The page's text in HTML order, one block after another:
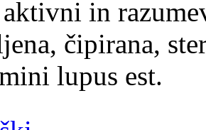
in
čipirana,
lupus est.